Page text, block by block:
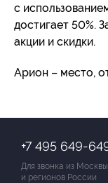
с
достигает 50%.
акции и скидки.
Арион – место,
+7 495 649-
Для звонка из Москвы
и регионов России